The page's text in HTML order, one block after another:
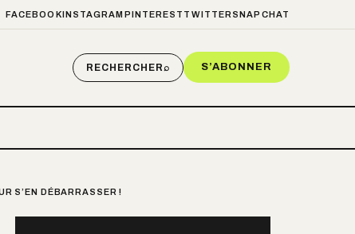
FACEBOOKINSTAGRAM PINTEREST TWITTER SNAPCHAT
RECHERCHER⌕ S’ABONNER
S’EN DÉBARRASSER !